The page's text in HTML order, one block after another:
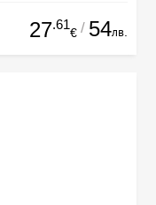
27.61
€ / 54лв.